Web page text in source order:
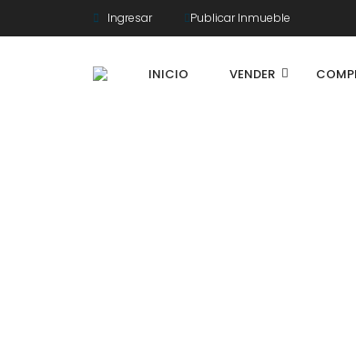
Ingresar Publicar Inmueble
INICIO VENDER